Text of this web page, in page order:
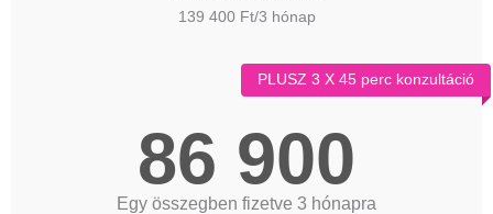
139 400 Ft/3 hónap
86 900
Egy összegben fizetve 3 hónapra
PLUSZ 3 X 45 perc konzultáció